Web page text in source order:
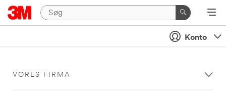
Konto
VORES FIRMA